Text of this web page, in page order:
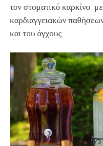
τον στοματικό καρκίνο,
καρδιαγγειακών
και του άγχους.